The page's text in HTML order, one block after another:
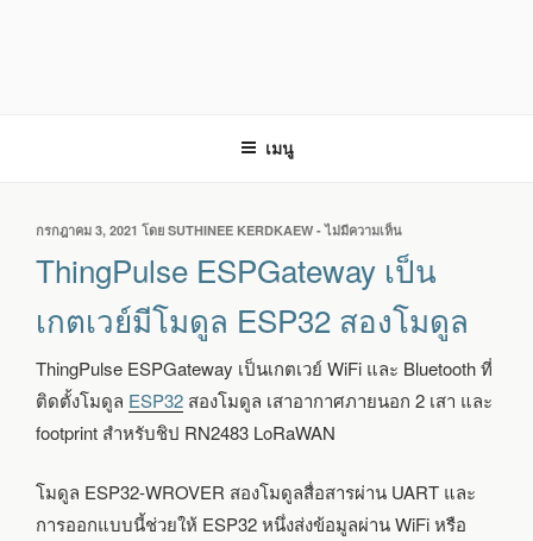
เมนู
เขียน
กรกฎาคม 3, 2021 โดย SUTHINEE KERDKAEW -ไม่มีความเห็น
THINGPULSE
ESPGATEWAY
เกตเวย์
โมดูล
สอง
ThingPulse ESPGateway เป็น
เกตเวย์มีโมดูล ESP32 สองโมดูล
ThingPulse ESPGateway เป็นเกตเวย์ WiFi และ Bluetooth ที่
ติดตั้งโมดูล ESP32 สองโมดูล เสาอากาศภายนอก 2 เสา และ
footprint สำหรับชิป RN2483 LoRaWAN
โมดูล ESP32-WROVER สองโมดูลสื่อสารผ่าน UART และ
การออกแบบนี้ช่วยให้ ESP32 หนึ่งส่งข้อมูลผ่าน WiFi หรือ